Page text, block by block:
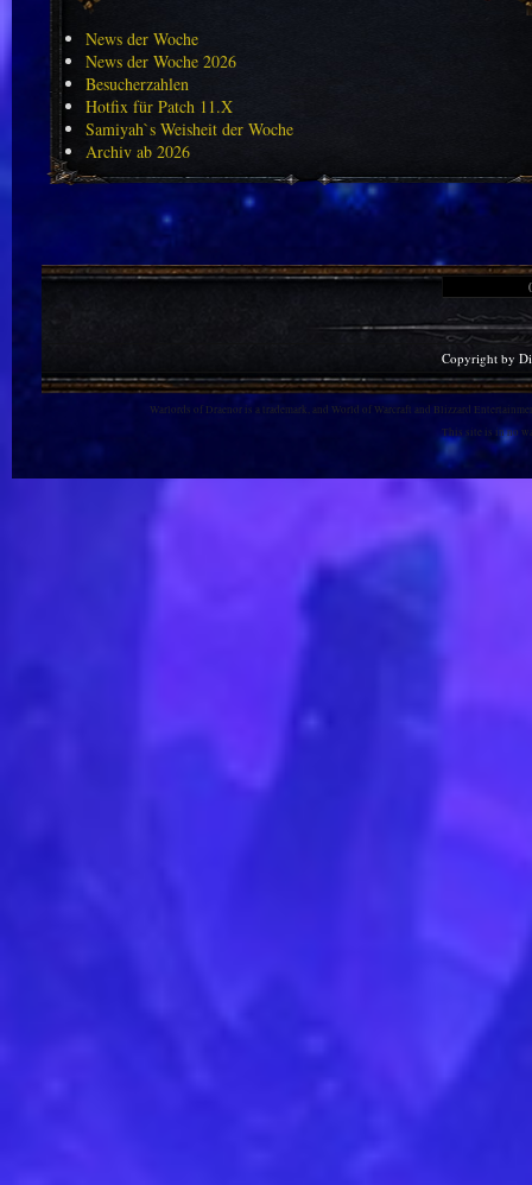
News der Woche
News der Woche 2026
Besucherzahlen
Hotfix für Patch 11.X
Samiyah`s Weisheit der Woche
Archiv ab 2026
Copyright by
Warlords of Draenor is a trademark, and World of Warcraft and Blizzard
This site is in no